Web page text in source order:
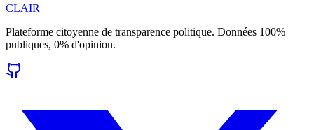
CLAIR
Plateforme citoyenne de transparence politique. Données 100%
publiques, 0% d'opinion.